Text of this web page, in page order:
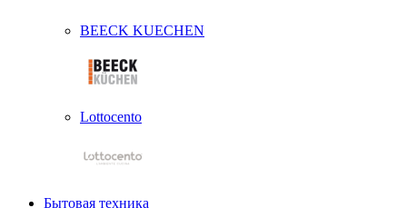
BEECK KUECHEN
Lottocento
Бытовая техника